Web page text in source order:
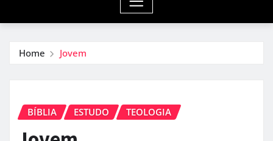
Home Jovem
BÍBLIA ESTUDO TEOLOGIA